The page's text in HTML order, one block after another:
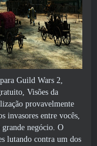
Guild Wars 2,
Visões da
provavelmente
invasores entre vocês,
negócio. O
lutando contra um dos